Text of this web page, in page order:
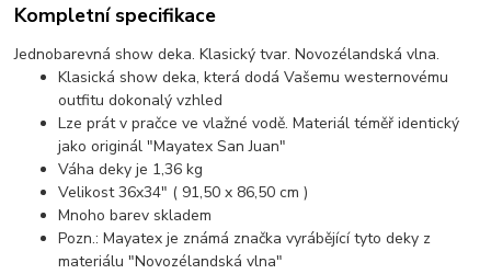
Kompletní specifikace
Jednobarevná show deka. Klasický tvar. Novozélandská vlna.
Klasická show deka, která dodá Vašemu westernovému
outfitu dokonalý vzhled
Lze prát v pračce ve vlažné vodě. Materiál téměř identický
jako originál "Mayatex San Juan"
Váha deky je 1,36 kg
Velikost 36x34" ( 91,50 x 86,50 cm )
Mnoho barev skladem
Pozn.: Mayatex je známá značka vyrábějící tyto deky z
materiálu "Novozélandská vlna"